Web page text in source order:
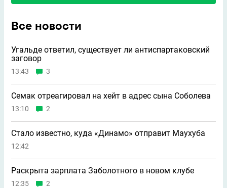
Все новости
Угальде ответил, существует ли антиспартаковский
заговор
13:43 3
Семак отреагировал на хейт в адрес сына Соболева
13:10 2
Стало известно, куда «Динамо» отправит Маухуба
12:42
Раскрыта зарплата Заболотного в новом клубе
12:35 2